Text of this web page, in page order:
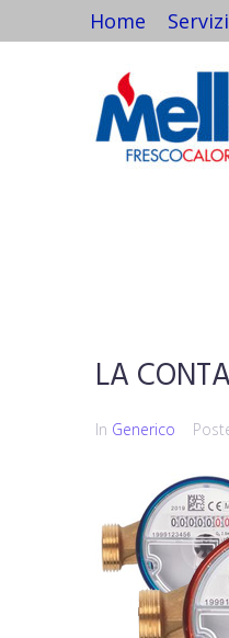
Home Servizi
LA
In Generico